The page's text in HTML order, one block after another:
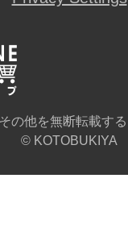
の他を無断転載す
© KOTOBUKIYA